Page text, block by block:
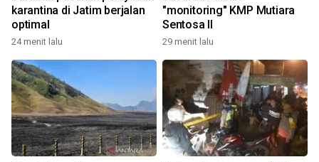
karantina di Jatim berjalan
optimal
24 menit lalu
"monitoring" KMP Mutiara
Sentosa II
29 menit lalu